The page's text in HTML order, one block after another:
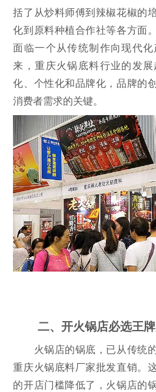
括了从炒料师傅到辣椒花椒的
化到原料种植合作社等各方面
面临一个从传统制作向现代
来，重庆火锅底料行业的发
化、个性化和品牌化，品牌的
消费者需求的关键。
二、开火锅店必选王
火锅店的锅底，已从传统的
重庆火锅底料厂家批发直销。
的开店门槛降低了，火锅店的